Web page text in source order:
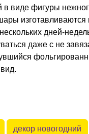
фигуры
изготавливаются
дней-
даже с не
декор новогодний